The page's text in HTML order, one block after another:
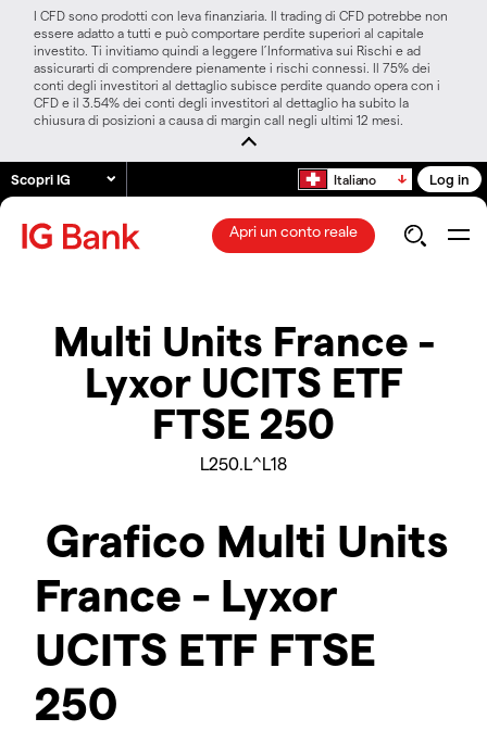
I CFD sono prodotti con leva finanziaria. Il trading di CFD potrebbe non
essere adatto a tutti e può comportare perdite superiori al capitale
investito. Ti invitiamo quindi a leggere l’Informativa sui Rischi e ad
assicurarti di comprendere pienamente i rischi connessi. Il 75% dei
conti degli investitori al dettaglio subisce perdite quando opera con i
CFD e il 3.54% dei conti degli investitori al dettaglio ha subito la
chiusura di posizioni a causa di margin call negli ultimi 12 mesi.
Scopri IG Italiano Log in
Apri un conto reale
Multi Units France -
Lyxor UCITS ETF
FTSE 250
L250.L^L18
Grafico Multi Units
France - Lyxor
UCITS ETF FTSE
250